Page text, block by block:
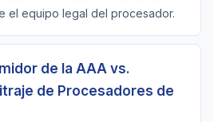
el equipo legal del procesador.
de la AAA vs.
de Procesadores de